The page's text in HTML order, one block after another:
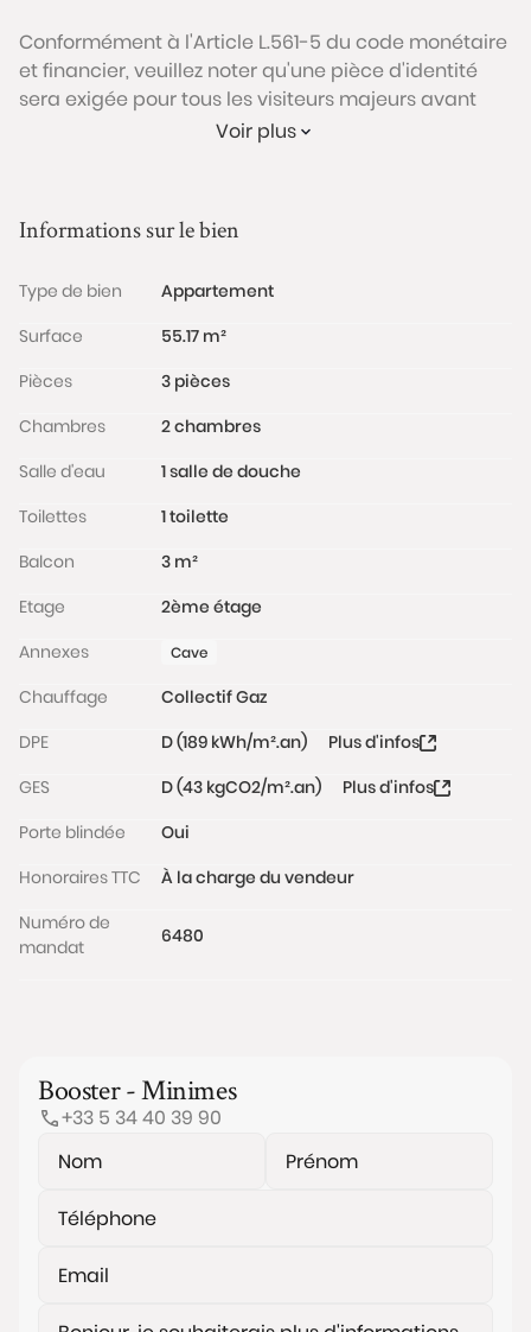
Conformément à l'Article L.561-5 du code monétaire
et financier, veuillez noter qu'une pièce d'identité
sera exigée pour tous les visiteurs majeurs avant
www.georisques.gouv.fr
Voir plus
Informations sur le bien
Type de bien
Appartement
Surface
55.17 m²
Pièces
3 pièces
Chambres
2 chambres
Salle d'eau
1 salle de douche
Toilettes
1 toilette
Balcon
3 m²
Etage
2ème étage
Annexes
Cave
Chauffage
Collectif Gaz
DPE
D (189 kWh/m².an)
Plus d'infos
GES
D (43 kgCO2/m².an)
Plus d'infos
Porte blindée
Oui
Honoraires TTC
À la charge du vendeur
Numéro de
mandat
6480
Booster - Minimes
+33 5 34 40 39 90